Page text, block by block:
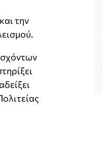
την